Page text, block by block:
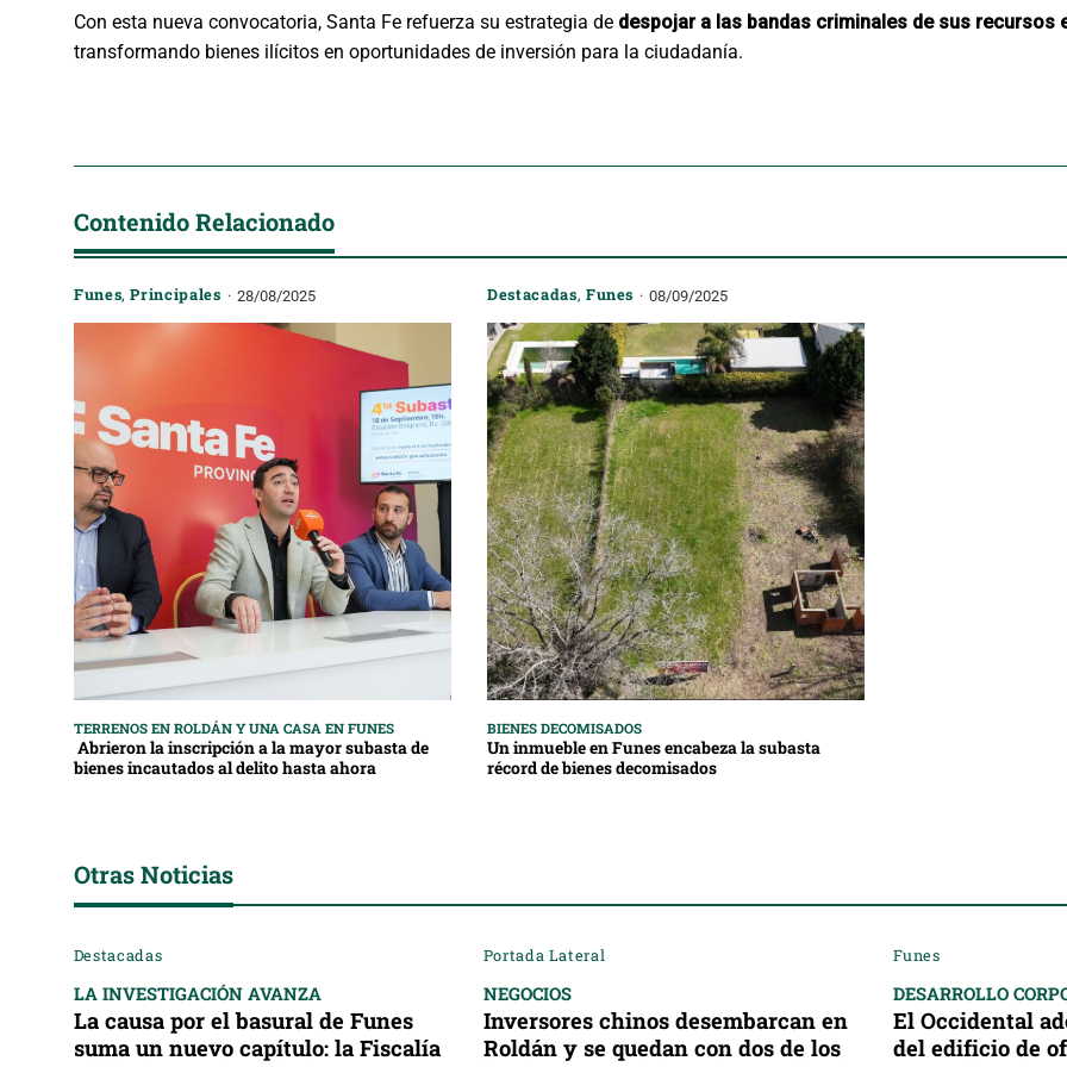
Con esta nueva convocatoria, Santa Fe refuerza su estrategia de despojar a las bandas criminales de sus recursos
transformando bienes ilícitos en oportunidades de inversión para la ciudadanía.
Contenido Relacionado
Funes,Principales 28/08/2025
TERRENOS EN ROLDÁN Y UNA CASA EN FUNES
Abrieron la inscripción a la mayor subasta de
bienes incautados al delito hasta ahora
Destacadas, Funes 08/09/2025
BIENES DECOMISADOS
Un inmueble en Funes encabeza la subasta
récord de bienes decomisados
Otras Noticias
Destacadas
LA INVESTIGACIÓN AVANZA
La causa por el basural de Funes
suma un nuevo capítulo: la Fiscalía
Portada Lateral
NEGOCIOS
Inversores chinos desembarcan en
Roldán y se quedan con dos de los
Funes
DESARROLLO
El Occidental
del edificio de